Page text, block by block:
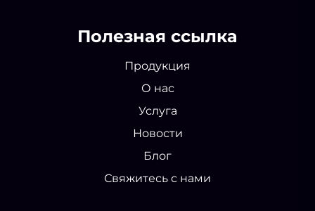
Полезная ссылка
Продукция
О нас
Услуга
Новости
Блог
Свяжитесь с нами